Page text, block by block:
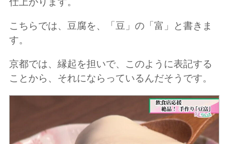
こちらでは、豆腐を、「豆」の「富」と書きま
す。
京都では、縁起を担いで、このように表記する
ことから、それにならっているんだそうです。